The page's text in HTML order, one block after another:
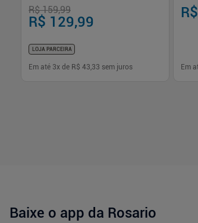
R$ 159,99
R$ 129,99
LOJA PARCEIRA
Em até 3x de R$ 43,33 sem juros Em
Baixe o app da Rosario